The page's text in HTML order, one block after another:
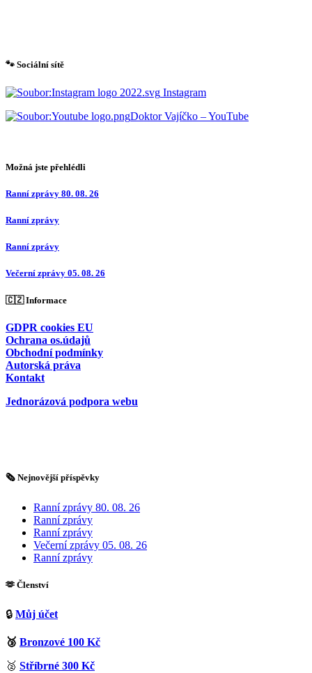
🐾 Sociální sítě
Instagram
Doktor Vajíčko – YouTube
Možná jste přehlédli
Ranní zprávy 80. 08. 26
Ranní zprávy
Ranní zprávy
Večerní zprávy 05. 08. 26
🇨🇿 Informace
GDPR cookies EU
Ochrana os.údajů
Obchodní podmínky
Autorská práva
Kontakt
Jednorázová podpora webu
🗞️ Nejnovější příspěvky
Ranní zprávy 80. 08. 26
Ranní zprávy
Ranní zprávy
Večerní zprávy 05. 08. 26
Ranní zprávy
🫶 Členství
🔒 Můj účet
🥉 Bronzové 100 Kč
🥈 Stříbrné 300 Kč